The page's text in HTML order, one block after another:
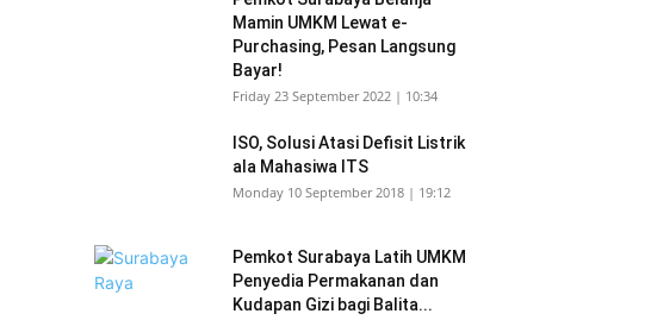
Mamin UMKM Lewat e-
Purchasing, Pesan Langsung
Bayar!
Friday 23 September 2022 | 10:34
ISO, Solusi Atasi Defisit Listrik
ala Mahasiwa ITS
Monday 10 September 2018 | 19:12
Pemkot Surabaya Latih UMKM
Penyedia Permakanan dan
Kudapan Gizi bagi Balita...